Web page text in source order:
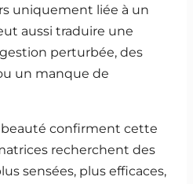
uniquement liée à un
aussi traduire une
perturbée, des
un manque de
beauté confirment cette
recherchent des
sensées, plus efficaces,